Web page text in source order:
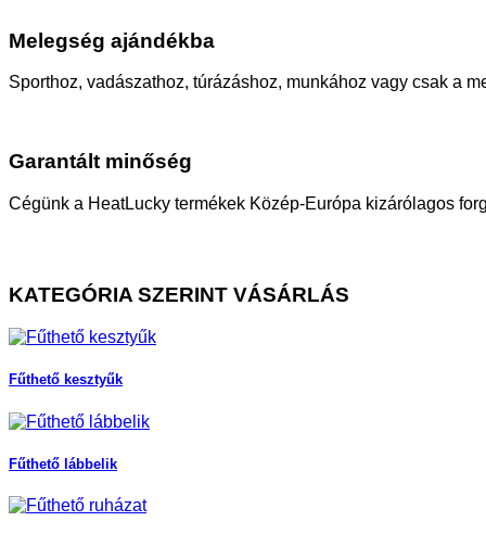
Melegség ajándékba
Sporthoz, vadászathoz, túrázáshoz, munkához vagy csak a
Garantált minőség
Cégünk a HeatLucky termékek Közép-Európa kizárólagos
KATEGÓRIA SZERINT VÁSÁRLÁS
Fűthető kesztyűk
Fűthető lábbelik